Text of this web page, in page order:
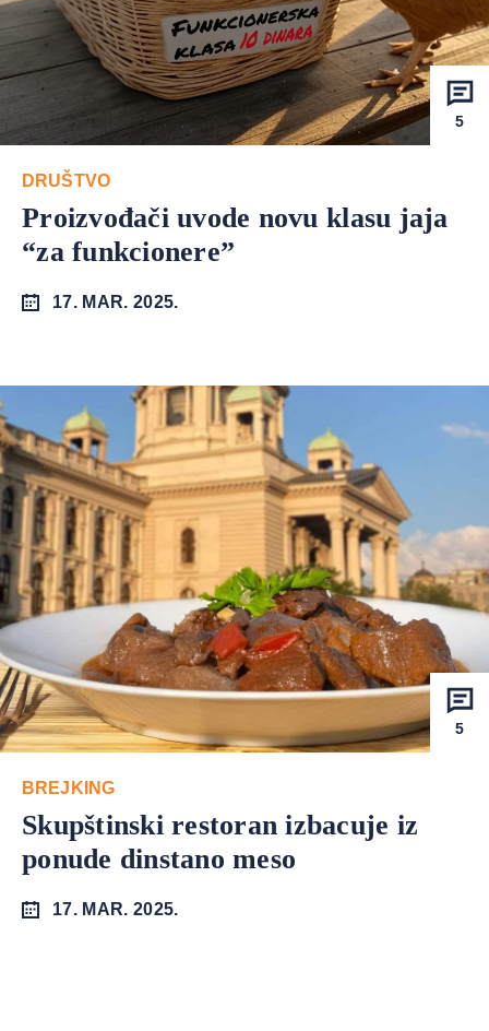
5
DRUŠTVO
Proizvođači uvode novu klasu jaja
“za funkcionere”
17. MAR. 2025.
5
BREJKING
Skupštinski restoran izbacuje iz
ponude dinstano meso
17. MAR. 2025.